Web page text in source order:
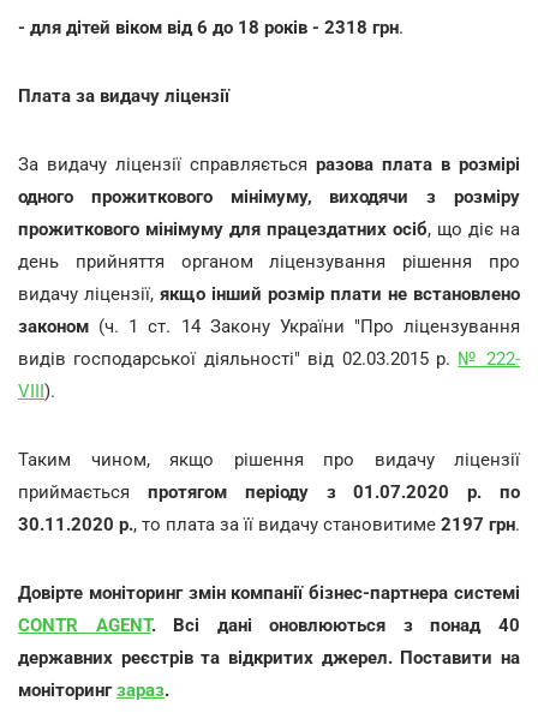
- для дітей віком від 6 до 18 років - 2318 грн.
Плата за видачу ліцензії
За видачу ліцензії справляється разова плата в розмірі
одного прожиткового мінімуму, виходячи з розміру
прожиткового мінімуму для працездатних осіб, що діє на
день прийняття органом ліцензування рішення про
видачу ліцензії, якщо інший розмір плати не встановлено
законом (ч. 1 ст. 14 Закону України "Про ліцензування
видів господарської діяльності" від 02.03.2015 р. № 222-
VIII).
Таким чином, якщо рішення про видачу ліцензії
приймається протягом періоду з 01.07.2020 р. по
30.11.2020 р., то плата за її видачу становитиме 2197 грн.
Довірте моніторинг змін компанії бізнес-партнера системі
CONTR AGENT. Всі дані оновлюються з понад 40
державних реєстрів та відкритих джерел. Поставити на
моніторингзараз.